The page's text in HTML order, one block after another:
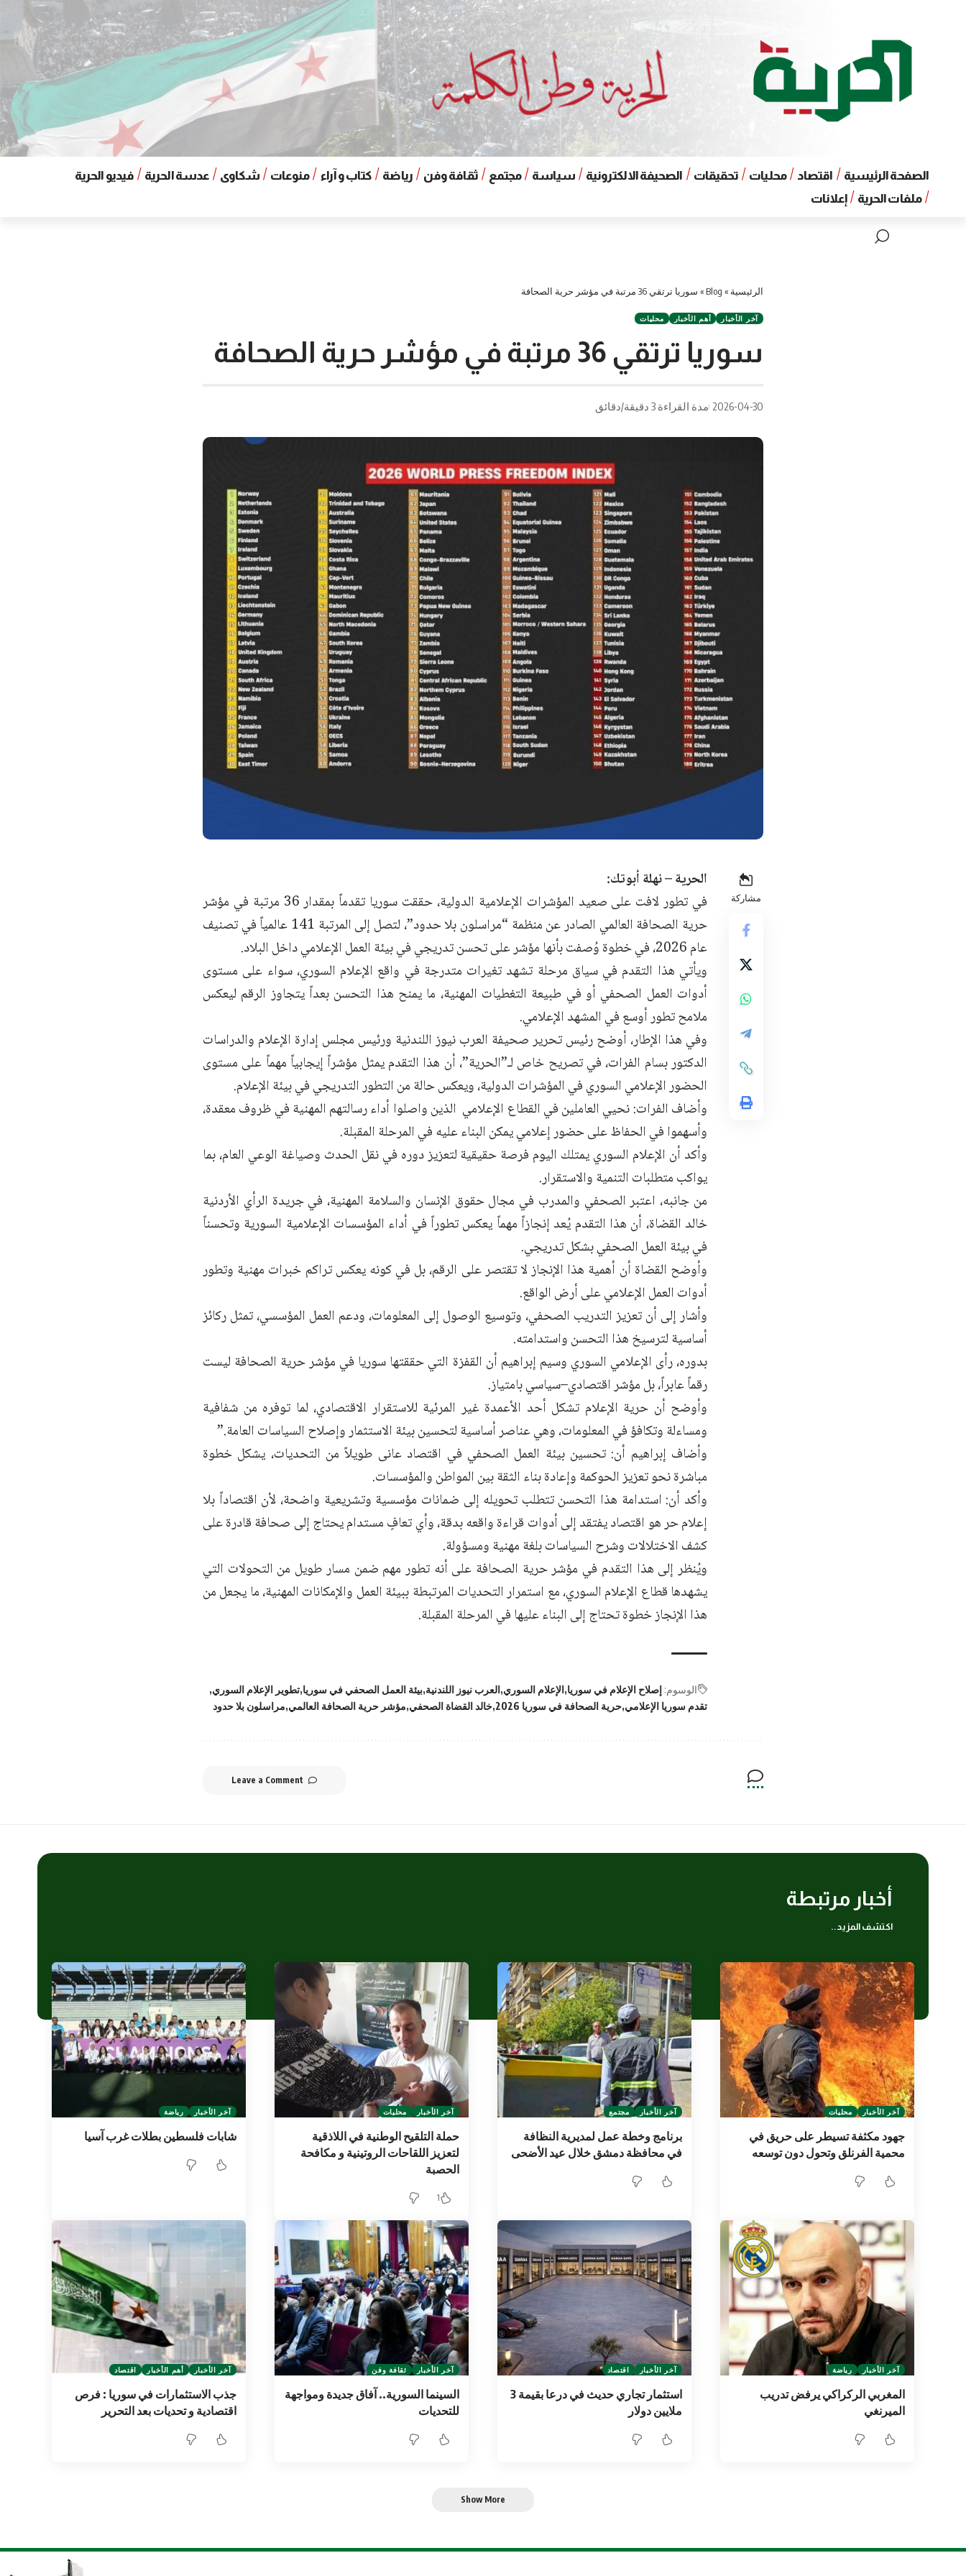
الصفحة الرئيسية اقتصاد محليات تحقيقات الصحيفة الالكترونية سياسة مجتمع ثقافة وفن رياضة كتاب و آراء منوعات شكاوى عدسة الحرية
فيديو الحرية
ملفات الحرية
إعلانات
الرئيسية »
Blog
» سوريا ترتقي 36 مرتبة في مؤشر حرية الصحافة
آخر الأخبار أهم الأخبار محليات
سوريا ترتقي 36 مرتبة في مؤشر حرية الصحافة
2026-04-30 مدة القراءة 3 دقيقة/دقائق
مشاركة
الحرية – نهلة أبوتك:
في تطور لافت على صعيد المؤشرات الإعلامية الدولية، حققت سوريا تقدماً بمقدار 36 مرتبة في مؤشر
حرية الصحافة العالمي الصادر عن منظمة “مراسلون بلا حدود”، لتصل إلى المرتبة 141 عالمياً في تصنيف
عام 2026، في خطوة وُصفت بأنها مؤشر على تحسن تدريجي في بيئة العمل الإعلامي داخل البلاد.
ويأتي هذا التقدم في سياق مرحلة تشهد تغيرات متدرجة في واقع الإعلام السوري، سواء على مستوى
أدوات العمل الصحفي أو في طبيعة التغطيات المهنية، ما يمنح هذا التحسن بعداً يتجاوز الرقم ليعكس
ملامح تطور أوسع في المشهد الإعلامي.
وفي هذا الإطار، أوضح رئيس تحرير صحيفة العرب نيوز اللندنية ورئيس مجلس إدارة الإعلام والدراسات
الدكتور بسام الفرات، في تصريح خاص لـ”الحرية”، أن هذا التقدم يمثل مؤشراً إيجابياً مهماً على مستوى
الحضور الإعلامي السوري في المؤشرات الدولية، ويعكس حالة من التطور التدريجي في بيئة الإعلام.
وأضاف الفرات: نحيي العاملين في القطاع الإعلامي الذين واصلوا أداء رسالتهم المهنية في ظروف معقدة،
وأسهموا في الحفاظ على حضور إعلامي يمكن البناء عليه في المرحلة المقبلة.
وأكد أن الإعلام السوري يمتلك اليوم فرصة حقيقية لتعزيز دوره في نقل الحدث وصياغة الوعي العام، بما
يواكب متطلبات التنمية والاستقرار.
من جانبه، اعتبر الصحفي والمدرب في مجال حقوق الإنسان والسلامة المهنية، في جريدة الرأي الأردنية
خالد القضاة، أن هذا التقدم يُعد إنجازاً مهماً يعكس تطوراً في أداء المؤسسات الإعلامية السورية وتحسناً
في بيئة العمل الصحفي بشكل تدريجي.
وأوضح القضاة أن أهمية هذا الإنجاز لا تقتصر على الرقم، بل في كونه يعكس تراكم خبرات مهنية وتطور
أدوات العمل الإعلامي على أرض الواقع.
وأشار إلى أن تعزيز التدريب الصحفي، وتوسيع الوصول إلى المعلومات، ودعم العمل المؤسسي، تمثل ركائز
أساسية لترسيخ هذا التحسن واستدامته.
بدوره، رأى الإعلامي السوري وسيم إبراهيم أن القفزة التي حققتها سوريا في مؤشر حرية الصحافة ليست
رقماً عابراً، بل مؤشر اقتصادي–سياسي بامتياز.
وأوضح أن حرية الإعلام تشكل أحد الأعمدة غير المرئية للاستقرار الاقتصادي، لما توفره من شفافية
ومساءلة وتكافؤ في المعلومات، وهي عناصر أساسية لتحسين بيئة الاستثمار وإصلاح السياسات العامة.”
وأضاف إبراهيم أن: تحسين بيئة العمل الصحفي في اقتصاد عانى طويلاً من التحديات، يشكل خطوة
مباشرة نحو تعزيز الحوكمة وإعادة بناء الثقة بين المواطن والمؤسسات.
وأكد أن: استدامة هذا التحسن تتطلب تحويله إلى ضمانات مؤسسية وتشريعية واضحة، لأن اقتصاداً بلا
إعلام حر هو اقتصاد يفتقد إلى أدوات قراءة واقعه بدقة، وأي تعافٍ مستدام يحتاج إلى صحافة قادرة على
كشف الاختلالات وشرح السياسات بلغة مهنية ومسؤولة.
ويُنظر إلى هذا التقدم في مؤشر حرية الصحافة على أنه تطور مهم ضمن مسار طويل من التحولات التي
يشهدها قطاع الإعلام السوري، مع استمرار التحديات المرتبطة ببيئة العمل والإمكانات المهنية، ما يجعل من
هذا الإنجاز خطوة تحتاج إلى البناء عليها في المرحلة المقبلة.
الوسوم: إصلاح الإعلام في سوريا الإعلام السوري العرب نيوز اللندنية بيئة العمل الصحفي في سوريا تطوير الإعلام السوري
تقدم سوريا الإعلامي حرية الصحافة في سوريا 2026 خالد القضاة الصحفي مؤشر حرية الصحافة العالمي مراسلون بلا حدود
Leave a Comment
أخبار مرتبطة
اكتشف المزيد..
آخر الأخبار محليات
جهود مكثفة تسيطر على حريق في
محمية الفرنلق وتحول دون توسعه
آخر الأخبار مجتمع
برنامج وخطة عمل لمديرية النظافة
في محافظة دمشق خلال عيد الأضحى
آخر الأخبار محليات
حملة التلقيح الوطنية في اللاذقية
لتعزيز اللقاحات الروتينية و مكافحة
الحصبة
1
آخر الأخبار رياضة
شابات فلسطين بطلات غرب آسيا
آخر الأخبار رياضة
المغربي الركراكي يرفض تدريب
الميرنغي
آخر الأخبار اقتصاد
استثمار تجاري حديث في درعا بقيمة 3
ملايين دولار
آخر الأخبار ثقافة وفن
السينما السورية.. آفاق جديدة ومواجهة
للتحديات
آخر الأخبار أهم الأخبار اقتصاد
جذب الاستثمارات في سوريا : فرص
اقتصادية و تحديات بعد التحرير
Show More